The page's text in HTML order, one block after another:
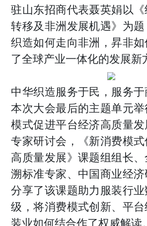
驻山东招商代表聂英娟以
转移及非洲发展机遇》为
织造如何走向非洲，昇非
了全球产业一体化的发展新
中华织造服务于民，服务于
本次大会最后的主题单元
模式促进平台经济高质量
专家研讨会，《新消费模
高质量发展》课题组组长
溯标准专家、中国商业经
分享了该课题助力服装行
级，将消费模式创新、平
装业如何结合作了权威解读。